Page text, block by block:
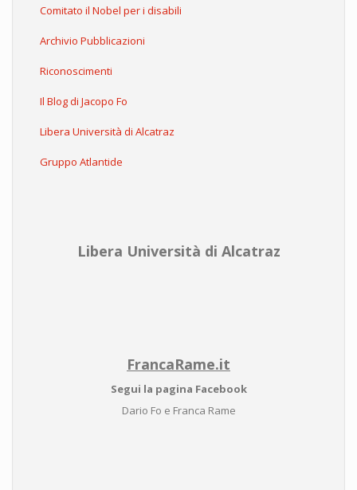
Comitato il Nobel per i disabili
Archivio Pubblicazioni
Riconoscimenti
Il Blog di Jacopo Fo
Libera Università di Alcatraz
Gruppo Atlantide
Libera Università di Alcatraz
FrancaRame.it
Segui la pagina Facebook
Dario Fo e Franca Rame